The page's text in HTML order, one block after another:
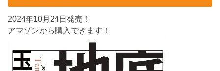
2024年10月24日発売！
アマゾンから購入できます！